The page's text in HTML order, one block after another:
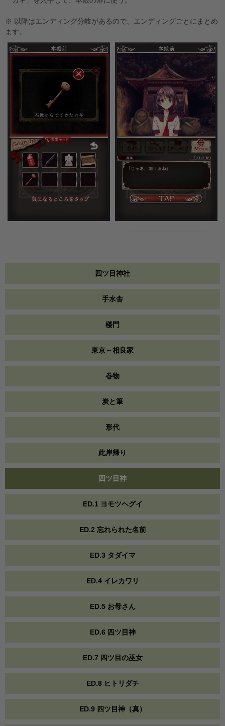
※ 以降はエンディング分岐があるので、エンディングごとにまとめ
ます。
四ツ目神社
手水舎
楼門
東京～相良家
巻物
炭と筆
形代
此岸帰り
四ツ目神
ED.1 ヨモツヘグイ
ED.2 忘れられた名前
ED.3 タダイマ
ED.4 イレカワリ
ED.5 お母さん
ED.6 四ツ目神
ED.7 四ツ目の巫女
ED.8 ヒトリダチ
ED.9 四ツ目神（真）